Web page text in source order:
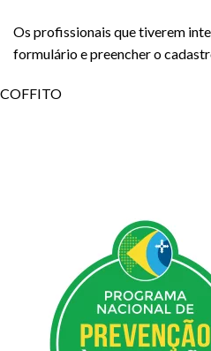
Os profissionais que tiverem
formulário e preencher o
COFFITO